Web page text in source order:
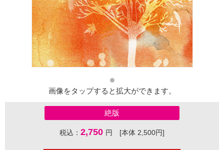
画像をタップすると拡大ができます。
絶版
税込： 2,750 円 [本体 2,500円]